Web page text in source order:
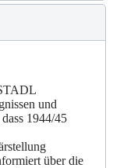
und
1944/45
über die